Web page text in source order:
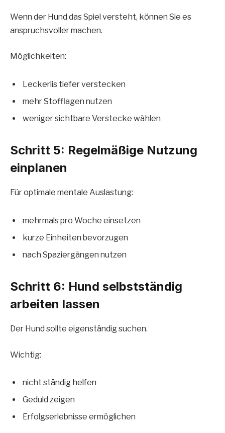
Wenn der Hund das Spiel versteht, können Sie es
anspruchsvoller machen.
Möglichkeiten:
Leckerlis tiefer verstecken
mehr Stofflagen nutzen
weniger sichtbare Verstecke wählen
Schritt 5: Regelmäßige Nutzung
einplanen
Für optimale mentale Auslastung:
mehrmals pro Woche einsetzen
kurze Einheiten bevorzugen
nach Spaziergängen nutzen
Schritt 6: Hund selbstständig
arbeiten lassen
Der Hund sollte eigenständig suchen.
Wichtig:
nicht ständig helfen
Geduld zeigen
Erfolgserlebnisse ermöglichen